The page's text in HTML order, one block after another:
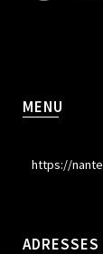
MENU
https://
ADRESSES